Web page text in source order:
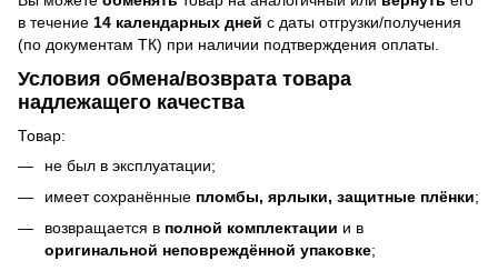
в течение 14 календарных дней с даты отгрузки/получения
(по документам ТК) при наличии подтверждения оплаты.
Условия обмена/возврата товара
надлежащего качества
Товар:
не был в эксплуатации;
имеет сохранённые пломбы, ярлыки, защитные плёнки;
возвращается в полной комплектации и в
оригинальной неповреждённой упаковке;